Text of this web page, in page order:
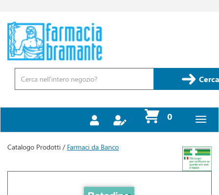
contenuto
principale
Farmacia
Bramante
Prodotto
0prodotti
inseriti
Catalogo Prodotti / Farmaci da Banco